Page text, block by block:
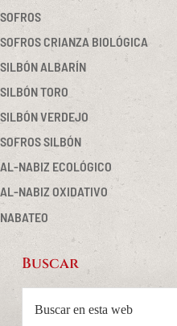
SOFROS
SOFROS CRIANZA BIOLÓGICA
SILBÓN ALBARÍN
SILBÓN TORO
SILBÓN VERDEJO
SOFROS SILBÓN
AL-NABIZ ECOLÓGICO
AL-NABIZ OXIDATIVO
NABATEO
Footer
Buscar